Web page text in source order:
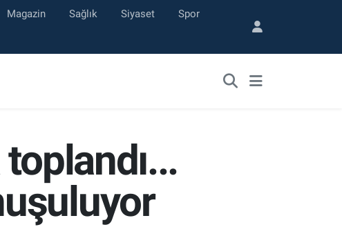
Magazin Sağlık Siyaset Spor